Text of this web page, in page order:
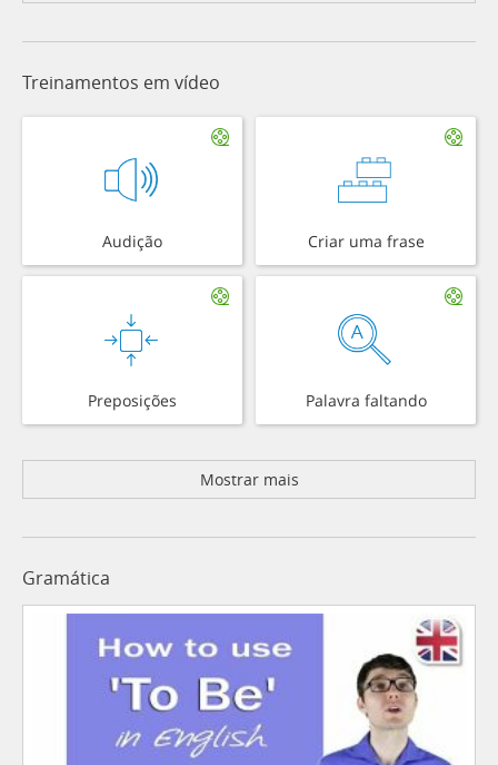
Treinamentos em vídeo
Audição Criar uma frase
Preposições Palavra faltando
Mostrar mais
Gramática